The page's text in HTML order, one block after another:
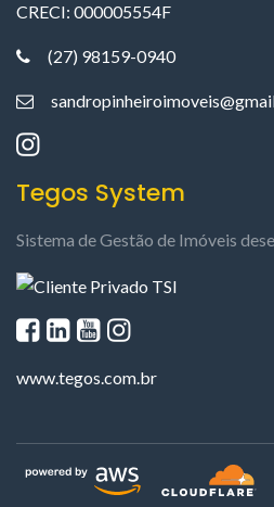
CRECI: 000005554F
(27) 98159-0940
Tegos System
Sistema de Gestão de Imóveis
www.tegos.com.br